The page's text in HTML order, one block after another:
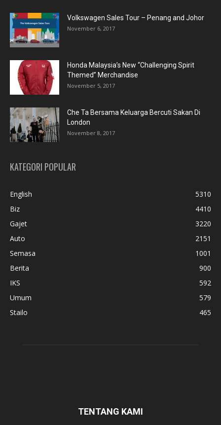
Volkswagen Sales Tour – Penang and Johor
November 6, 2017
Honda Malaysia’s New “Challenging Spirit
Themed” Merchandise
November 5, 2017
Che Ta Bersama Keluarga Bercuti Sakan Di
London
November 8, 2017
KATEGORI POPULAR
English
5310
Biz
4410
Gajet
3220
Auto
2151
Semasa
1001
Berita
900
IKS
592
Umum
579
Stailo
465
TENTANG KAMI